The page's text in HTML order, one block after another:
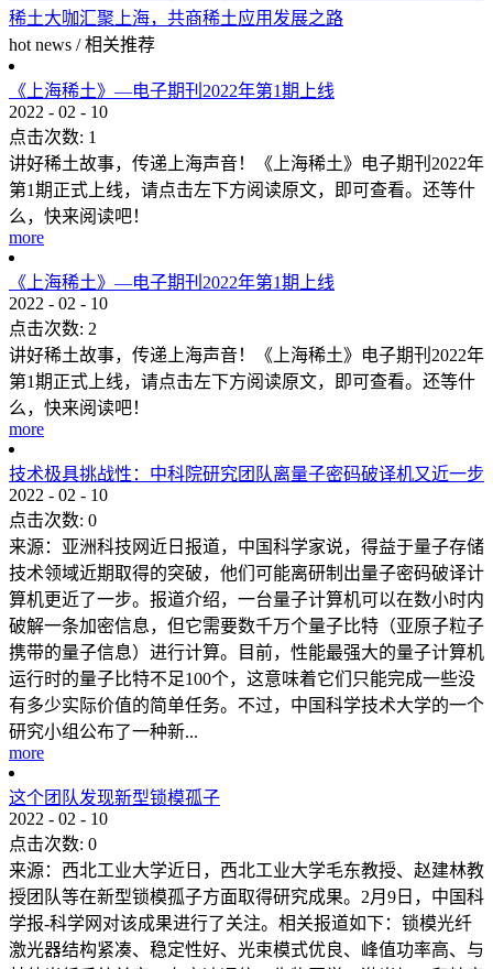
稀土大咖汇聚上海，共商稀土应用发展之路
hot news / 相关推荐
《上海稀土》—电子期刊2022年第1期上线
2022 - 02 - 10
点击次数: 1
讲好稀土故事，传递上海声音！《上海稀土》电子期刊2022年
第1期正式上线，请点击左下方阅读原文，即可查看。还等什
么，快来阅读吧！
more
《上海稀土》—电子期刊2022年第1期上线
2022 - 02 - 10
点击次数: 2
讲好稀土故事，传递上海声音！《上海稀土》电子期刊2022年
第1期正式上线，请点击左下方阅读原文，即可查看。还等什
么，快来阅读吧！
more
技术极具挑战性：中科院研究团队离量子密码破译机又近一步
2022 - 02 - 10
点击次数: 0
来源：亚洲科技网近日报道，中国科学家说，得益于量子存储
技术领域近期取得的突破，他们可能离研制出量子密码破译计
算机更近了一步。报道介绍，一台量子计算机可以在数小时内
破解一条加密信息，但它需要数千万个量子比特（亚原子粒子
携带的量子信息）进行计算。目前，性能最强大的量子计算机
运行时的量子比特不足100个，这意味着它们只能完成一些没
有多少实际价值的简单任务。不过，中国科学技术大学的一个
研究小组公布了一种新...
more
这个团队发现新型锁模孤子
2022 - 02 - 10
点击次数: 0
来源：西北工业大学近日，西北工业大学毛东教授、赵建林教
授团队等在新型锁模孤子方面取得研究成果。2月9日，中国科
学报-科学网对该成果进行了关注。相关报道如下：锁模光纤
激光器结构紧凑、稳定性好、光束模式优良、峰值功率高、与